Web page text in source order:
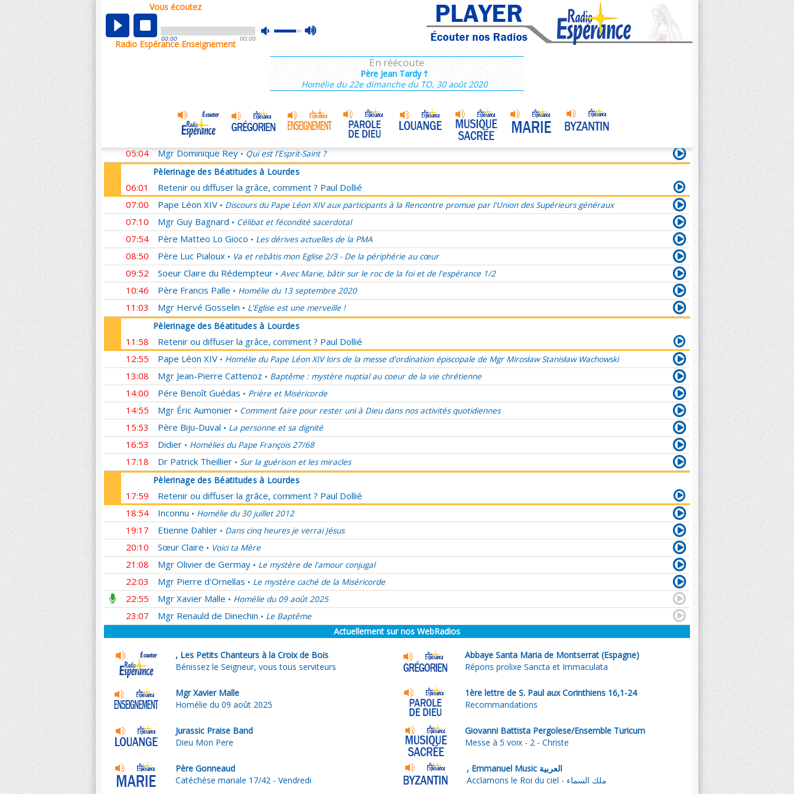
Vous écoutez
mute
max
00:00 00:00
Radio Espérance Enseignement
En réécoute
Père Jean Tardy †
Homélie du 22e dimanche du TO, 30 août 2020
Pèlerinage des Béatitudes à Lourdes
00:01
Retenir ou diffuser la grâce, comment ? Paul Dollié
00:59
Mgr Michel Aupetit
Passé, présent, futur, évangéliser le temps
Il m’a aimé et s’est livré pour moi
Père Jean-Rodolphe Kars • Marie, Mère de Miséricorde
Père Franck Zeuschner Homélie du 33e Dimanche du TO, 17 novembre 2024
05:04 Mgr Dominique Rey • Qui est l'Esprit-Saint ?
Pèlerinage des Béatitudes à Lourdes
06:01
Retenir ou diffuser la grâce, comment ? Paul Dollié
07:00
Pape Léon XIV • Discours du Pape Léon XIV aux participants à la Rencontre promue par l'Union des Supérieurs généraux
07:10 Mgr Guy Bagnard • Célibat et fécondité sacerdotal
07:54 Père Matteo Lo Gioco • Les dérives actuelles de la PMA
08:50 Père Luc Pialoux • Va et rebâtis mon Eglise 2/3 - De la périphérie au cœur
09:52 Soeur Claire du Rédempteur • Avec Marie, bâtir sur le roc de la foi et de l'espérance 1/2
10:46 Père Francis Palle • Homélie du 13 septembre 2020
11:03 Mgr Hervé Gosselin • L'Eglise est une merveille !
Pèlerinage des Béatitudes à Lourdes
11:58
Retenir ou diffuser la grâce, comment ? Paul Dollié
12:55
Pape Léon XIV • Homélie du Pape Léon XIV lors de la messe d'ordination épiscopale de Mgr Mirosław Stanisław Wachowski
13:08 Mgr Jean-Pierre Cattenoz • Baptême : mystère nuptial au coeur de la vie chrétienne
14:00 Pére Benoît Guédas • Prière et Miséricorde
14:55 Mgr Éric Aumonier • Comment faire pour rester uni à Dieu dans nos activités quotidiennes
15:53 Père Biju-Duval • La personne et sa dignité
16:53 Didier • Homélies du Pape François 27/68
17:18 Dr Patrick Theillier • Sur la guérison et les miracles
Pèlerinage des Béatitudes à Lourdes
17:59
Retenir ou diffuser la grâce, comment ? Paul Dollié
18:54
Inconnu • Homélie du 30 juillet 2012
19:17 Etienne Dahler • Dans cinq heures je verrai Jésus
20:10 Sœur Claire • Voici ta Mère
21:08 Mgr Olivier de Germay • Le mystère de l'amour conjugal
22:03 Mgr Pierre d'Ornellas • Le mystère caché de la Miséricorde
22:55 Mgr Xavier Malle • Homélie du 09 août 2025
23:07 Mgr Renauld de Dinechin • Le Baptême
Actuellement sur nos WebRadios
, Les Petits Chanteurs à la Croix de Bois
Bénissez le Seigneur, vous tous serviteurs
Abbaye Santa Maria de Montserrat (Espagne)
Répons prolixe Sancta et Immaculata
Mgr Xavier Malle
Homélie du 09 août 2025
1ère lettre de S. Paul aux Corinthiens 16,1-24
Recommandations
Jurassic Praise Band
Dieu Mon Pere
Giovanni Battista Pergolese/Ensemble Turicum
Messe à 5 voix - 2 - Christe
Père Gonneaud
Catéchèse mariale 17/42 - Vendredi
, Emmanuel Music العربية
Acclamons le Roi du ciel - ملك السماء